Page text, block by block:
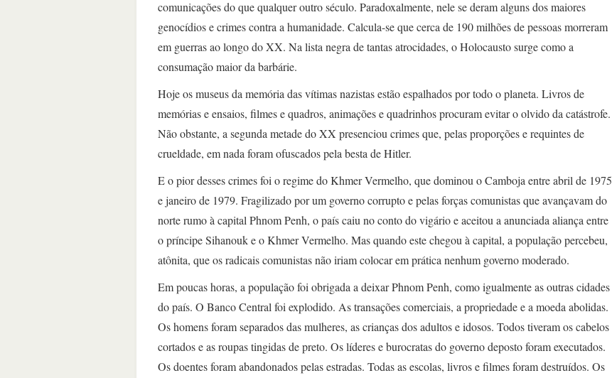
comunicações do que qualquer outro século. Paradoxalmente, nele se deram alguns dos maiores
genocídios e crimes contra a humanidade. Calcula-se que cerca de 190 milhões de pessoas morreram
em guerras ao longo do XX. Na lista negra de tantas atrocidades, o Holocausto surge como a
consumação maior da barbárie.
Hoje os museus da memória das vítimas nazistas estão espalhados por todo o planeta. Livros de
memórias e ensaios, filmes e quadros, animações e quadrinhos procuram evitar o olvido da catástrofe.
Não obstante, a segunda metade do XX presenciou crimes que, pelas proporções e requintes de
crueldade, em nada foram ofuscados pela besta de Hitler.
E o pior desses crimes foi o regime do Khmer Vermelho, que dominou o Camboja entre abril de 1975
e janeiro de 1979. Fragilizado por um governo corrupto e pelas forças comunistas que avançavam do
norte rumo à capital Phnom Penh, o país caiu no conto do vigário e aceitou a anunciada aliança entre
o príncipe Sihanouk e o Khmer Vermelho. Mas quando este chegou à capital, a população percebeu,
atônita, que os radicais comunistas não iriam colocar em prática nenhum governo moderado.
Em poucas horas, a população foi obrigada a deixar Phnom Penh, como igualmente as outras cidades
do país. O Banco Central foi explodido. As transações comerciais, a propriedade e a moeda abolidas.
Os homens foram separados das mulheres, as crianças dos adultos e idosos. Todos tiveram os cabelos
cortados e as roupas tingidas de preto. Os líderes e burocratas do governo deposto foram executados.
Os doentes foram abandonados pelas estradas. Todas as escolas, livros e filmes foram destruídos. Os